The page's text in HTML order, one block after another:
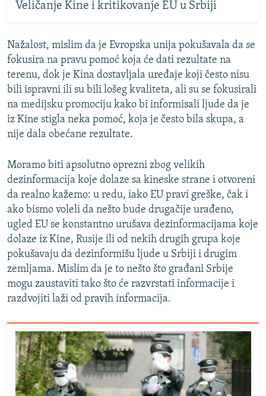
Veličanje Kine i kritikovanje EU u Srbiji
Nažalost, mislim da je Evropska unija pokušavala da se
fokusira na pravu pomoć koja će dati rezultate na
terenu, dok je Kina dostavljala uređaje koji često nisu
bili ispravni ili su bili lošeg kvaliteta, ali su se fokusirali
na medijsku promociju kako bi informisali ljude da je
iz Kine stigla neka pomoć, koja je često bila skupa, a
nije dala obećane rezultate.
Moramo biti apsolutno oprezni zbog velikih
dezinformacija koje dolaze sa kineske strane i otvoreni
da realno kažemo: u redu, iako EU pravi greške, čak i
ako bismo voleli da nešto bude drugačije urađeno,
ugled EU se konstantno urušava dezinformacijama koje
dolaze iz Kine, Rusije ili od nekih drugih grupa koje
pokušavaju da dezinformišu ljude u Srbiji i drugim
zemljama. Mislim da je to nešto što građani Srbije
mogu zaustaviti tako što će razvrstati informacije i
razdvojiti laži od pravih informacija.